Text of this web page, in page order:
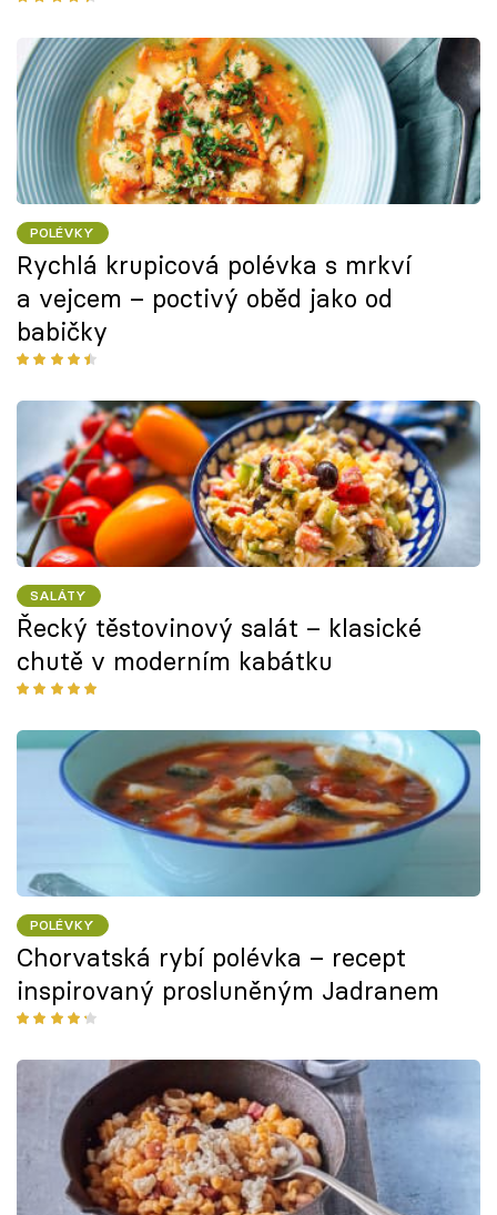
POLÉVKY
Rychlá krupicová polévka s mrkví
a vejcem – poctivý oběd jako od
babičky
SALÁTY
Řecký těstovinový salát – klasické
chutě v moderním kabátku
POLÉVKY
Chorvatská rybí polévka – recept
inspirovaný prosluněným Jadranem